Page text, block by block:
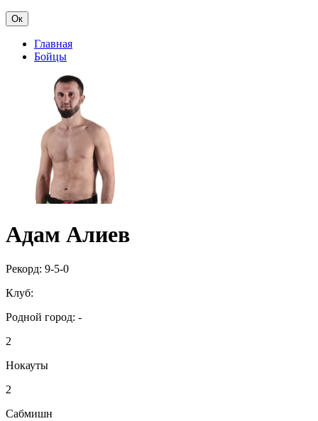
Ок
Главная
Бойцы
Адам Алиев
Рекорд: 9-5-0
Клуб:
Родной город: -
2
Нокауты
2
Сабмишн